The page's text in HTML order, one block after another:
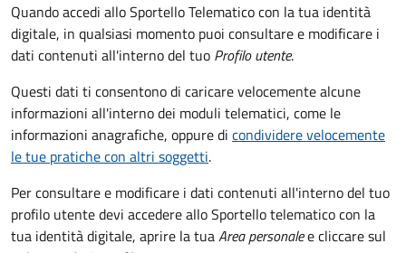
Quando accedi allo Sportello Telematico con la tua identità
digitale, in qualsiasi momento puoi consultare e modificare i
dati contenuti all'interno del tuo Profilo utente.
Questi dati ti consentono di caricare velocemente alcune
informazioni all'interno dei moduli telematici, come le
informazioni anagrafiche, oppure di condividere velocemente
le tue pratiche con altri soggetti.
Per consultare e modificare i dati contenuti all'interno del tuo
profilo utente devi accedere allo Sportello telematico con la
tua identità digitale, aprire la tuaArea personalee cliccare sul